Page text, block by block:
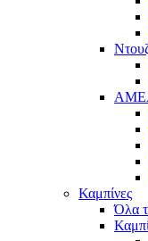
Καμπίνες
Όλα